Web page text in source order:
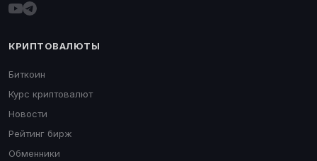
КРИПТОВАЛЮТЫ
Биткоин
Курс криптовалют
Новости
Рейтинг бирж
Обменники